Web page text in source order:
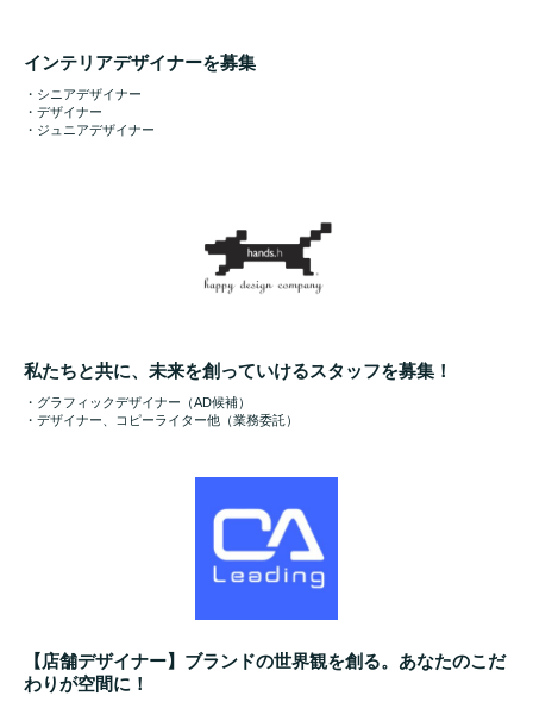
インテリアデザイナーを募集
・シニアデザイナー
・デザイナー
・ジュニアデザイナー
私たちと共に、未来を創っていけるスタッフを募集！
・グラフィックデザイナー（AD候補）
・デザイナー、コピーライター他（業務委託）
【店舗デザイナー】ブランドの世界観を創る。あなたのこだ
わりが空間に！